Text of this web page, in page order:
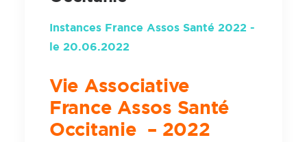
Instances France Assos Santé 2022 -
le 20.06.2022
Vie Associative
France Assos Santé
Occitanie – 2022